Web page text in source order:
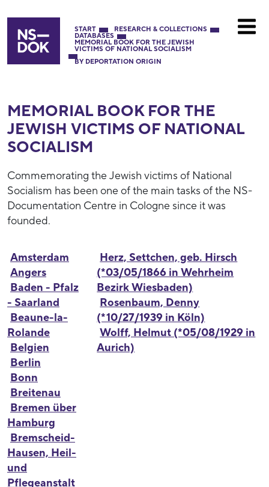
START RESEARCH & COLLECTIONS
DATABASES
MEMORIAL BOOK FOR THE JEWISH
VICTIMS OF NATIONAL SOCIALISM
BY DEPORTATION ORIGIN
MEMORIAL BOOK FOR THE
JEWISH VICTIMS OF NATIONAL
SOCIALISM
Commemorating the Jewish victims of National
Socialism has been one of the main tasks of the NS-
Documentation Centre in Cologne since it was
founded.
Amsterdam
Angers
Baden - Pfalz
- Saarland
Beaune-la-
Rolande
Belgien
Berlin
Bonn
Breitenau
Bremen über
Hamburg
Bremscheid-
Hausen, Heil-
und
Pflegeanstalt
Herz, Settchen, geb. Hirsch
(*03/05/1866 in Wehrheim
Bezirk Wiesbaden)
Rosenbaum, Denny
(*10/27/1939 in Köln)
Wolff, Helmut (*05/08/1929 in
Aurich)